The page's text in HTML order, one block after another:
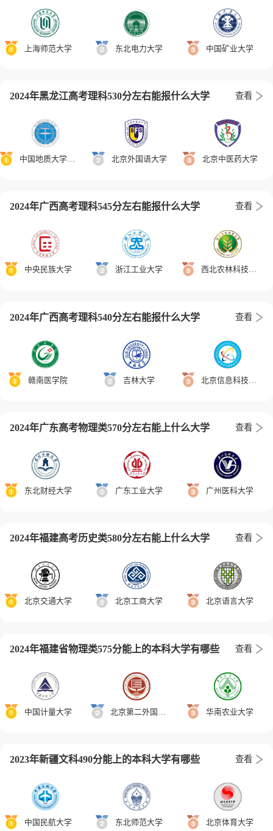
上海师范大学 东北电力大学 中国矿业大学
2024年黑龙江高考理科530分左右能报什么大学 查看
中国地质大学(武汉) 北京外国语大学 北京中医药大学
2024年广西高考理科545分左右能报什么大学 查看
中央民族大学 浙江工业大学 西北农林科技大学
2024年广西高考理科540分左右能报什么大学 查看
赣南医学院 吉林大学 北京信息科技大学
2024年广东高考物理类570分左右能上什么大学 查看
东北财经大学 广东工业大学 广州医科大学
2024年福建高考历史类580分左右能上什么大学 查看
北京交通大学 北京工商大学 北京语言大学
2024年福建省物理类575分能上的本科大学有哪些 查看
中国计量大学 北京第二外国语学院 华南农业大学
2023年新疆文科490分能上的本科大学有哪些 查看
中国民航大学 东北师范大学 北京体育大学